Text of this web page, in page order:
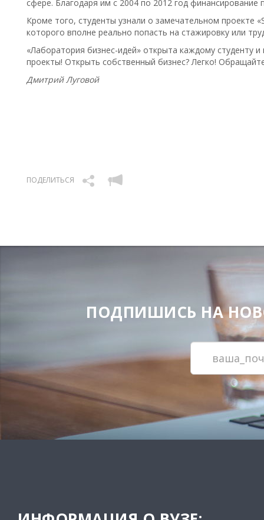
сфере. Благодаря им с 2004 по 2012 год финансирование
Кроме того, студенты узнали о замечательном проекте
которого вполне реально попасть на стажировку или
«Лаборатория бизнес-идей» открыта каждому студенту
проекты! Открыть собственный бизнес? Легко!
Дмитрий Луговой
ПОДЕЛИТЬСЯ
ПОДПИШИСЬ НА